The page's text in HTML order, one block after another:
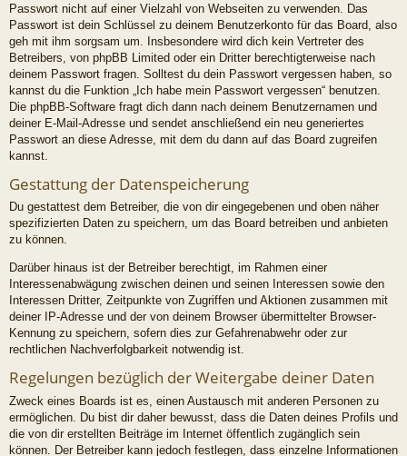
Passwort nicht auf einer Vielzahl von Webseiten zu verwenden. Das
Passwort ist dein Schlüssel zu deinem Benutzerkonto für das Board, also
geh mit ihm sorgsam um. Insbesondere wird dich kein Vertreter des
Betreibers, von phpBB Limited oder ein Dritter berechtigterweise nach
deinem Passwort fragen. Solltest du dein Passwort vergessen haben, so
kannst du die Funktion „Ich habe mein Passwort vergessen“ benutzen.
Die phpBB-Software fragt dich dann nach deinem Benutzernamen und
deiner E-Mail-Adresse und sendet anschließend ein neu generiertes
Passwort an diese Adresse, mit dem du dann auf das Board zugreifen
kannst.
Gestattung der Datenspeicherung
Du gestattest dem Betreiber, die von dir eingegebenen und oben näher
spezifizierten Daten zu speichern, um das Board betreiben und anbieten
zu können.
Darüber hinaus ist der Betreiber berechtigt, im Rahmen einer
Interessenabwägung zwischen deinen und seinen Interessen sowie den
Interessen Dritter, Zeitpunkte von Zugriffen und Aktionen zusammen mit
deiner IP-Adresse und der von deinem Browser übermittelter Browser-
Kennung zu speichern, sofern dies zur Gefahrenabwehr oder zur
rechtlichen Nachverfolgbarkeit notwendig ist.
Regelungen bezüglich der Weitergabe deiner Daten
Zweck eines Boards ist es, einen Austausch mit anderen Personen zu
ermöglichen. Du bist dir daher bewusst, dass die Daten deines Profils und
die von dir erstellten Beiträge im Internet öffentlich zugänglich sein
können. Der Betreiber kann jedoch festlegen, dass einzelne Informationen